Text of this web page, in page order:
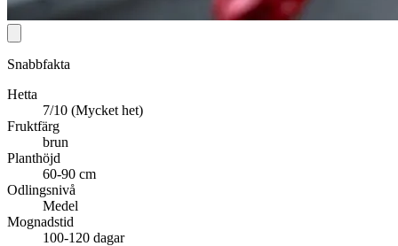
Snabbfakta
Hetta
7/10 (Mycket het)
Fruktfärg
brun
Planthöjd
60-90 cm
Odlingsnivå
Medel
Mognadstid
100-120 dagar